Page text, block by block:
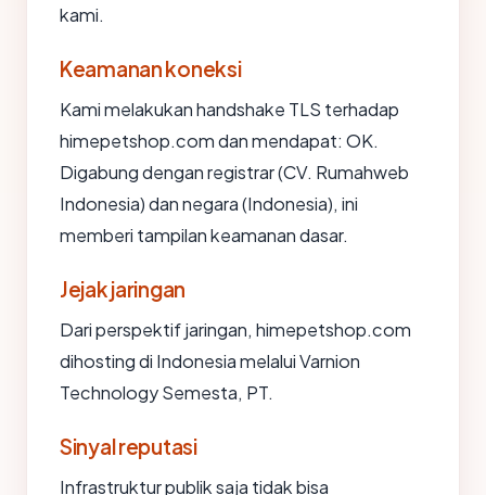
kami.
Keamanan koneksi
Kami melakukan handshake TLS terhadap
himepetshop.com dan mendapat: OK.
Digabung dengan registrar (CV. Rumahweb
Indonesia) dan negara (Indonesia), ini
memberi tampilan keamanan dasar.
Jejak jaringan
Dari perspektif jaringan, himepetshop.com
dihosting di Indonesia melalui Varnion
Technology Semesta, PT.
Sinyal reputasi
Infrastruktur publik saja tidak bisa